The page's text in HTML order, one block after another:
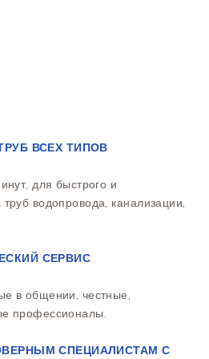
ВСЕХ ТИПОВ
для быстрого и
водопровода, канализации,
СЕРВИС
в общении, честные,
профессионалы.
СПЕЦИАЛИСТАМ С